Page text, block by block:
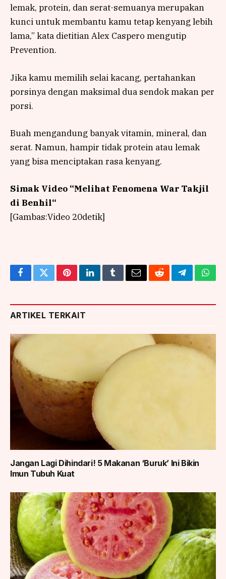
lemak, protein, dan serat-semuanya merupakan
kunci untuk membantu kamu tetap kenyang lebih
lama,” kata dietitian Alex Caspero mengutip
Prevention.
Jika kamu memilih selai kacang, pertahankan
porsinya dengan maksimal dua sendok makan per
porsi.
Buah mengandung banyak vitamin, mineral, dan
serat. Namun, hampir tidak protein atau lemak
yang bisa menciptakan rasa kenyang.
Simak Video “Melihat Fenomena War Takjil
di Benhil“
[Gambas:Video 20detik]
FacebookTwitterPinterestLinkedInTumblrEmailRedditTelegram
ARTIKEL TERKAIT
Jangan Lagi Dihindari! 5 Makanan ‘Buruk’ Ini Bikin
Imun Tubuh Kuat